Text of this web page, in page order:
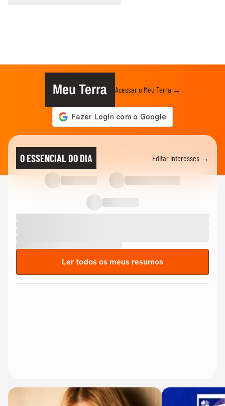
Meu Terra Acessar o Meu Terra →
O ESSENCIAL DO DIA Editar interesses →
Ler todos os meus resumos